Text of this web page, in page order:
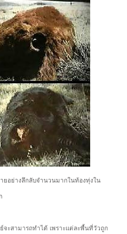
ยอย่างลึกลับจำนวนมากในท้องทุ่งใน
ะสามารถทำได้ เพราะแต่ละพื้นที่วัวถูก